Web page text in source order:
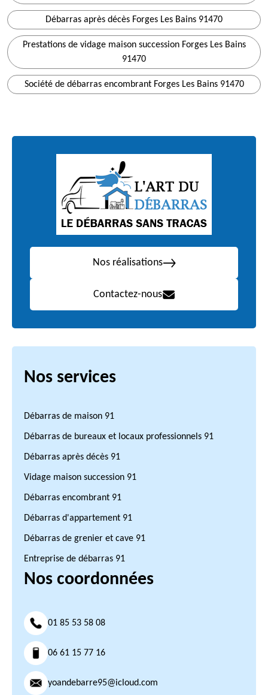
Débarras après décès Forges Les Bains 91470
Prestations de vidage maison succession Forges Les Bains
91470
Société de débarras encombrant Forges Les Bains 91470
Nos réalisations
Contactez-nous
Nos services
Débarras de maison 91
Débarras de bureaux et locaux professionnels 91
Débarras après décès 91
Vidage maison succession 91
Débarras encombrant 91
Débarras d'appartement 91
Débarras de grenier et cave 91
Entreprise de débarras 91
Nos coordonnées
01 85 53 58 08
06 61 15 77 16
yoandebarre95@icloud.com